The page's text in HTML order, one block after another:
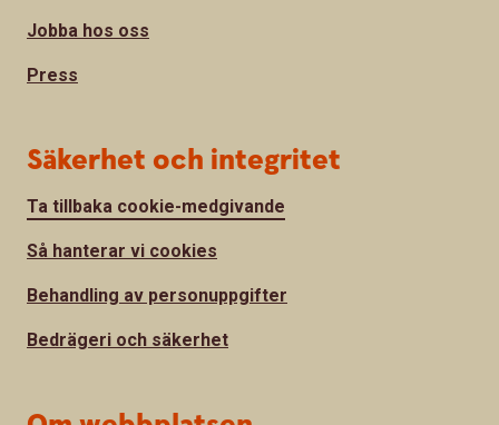
Jobba hos oss
Press
Säkerhet och integritet
Ta tillbaka cookie-medgivande
Så hanterar vi cookies
Behandling av personuppgifter
Bedrägeri och säkerhet